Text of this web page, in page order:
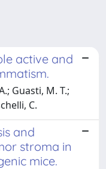
active and
Guasti, M. T.;
C.
and
stroma in
mice.